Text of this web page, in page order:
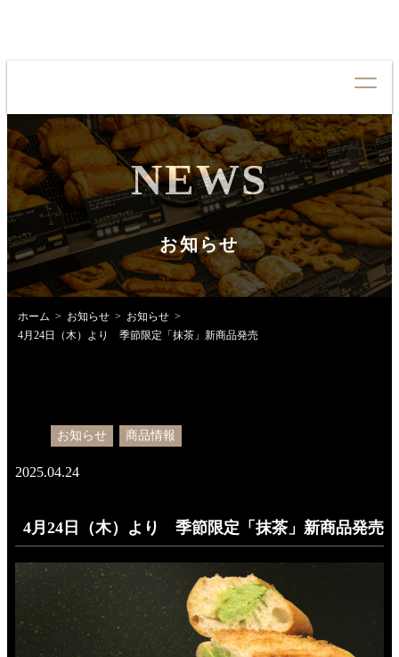
コンセプトCONCEPT
クオリティQUALITY
メニューMENU
お知らせ
NEWS
お知らせ
ホーム お知らせ
お知らせ
4月24日（木）より 季節限定「抹茶」新商品発売
お知らせ 商品情報
2025.04.24
4月24日（木）より 季節限定「抹茶」新商品発売